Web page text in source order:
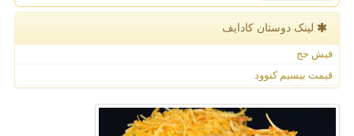
لینک دوستان كادایف
فیش حج
قیمت بیسیم کنوود